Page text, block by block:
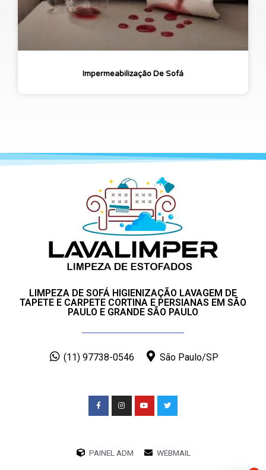
Impermeabilização De Sofá
LIMPEZA DE SOFÁ HIGIENIZAÇÃO LAVAGEM DE
TAPETE E CARPETE CORTINA E PERSIANAS EM SÃO
PAULO E GRANDE SÃO PAULO
(11) 97738-0546 São Paulo/SP
PAINEL ADM WEBMAIL